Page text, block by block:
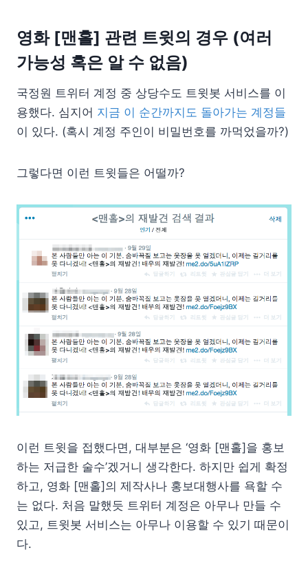
영화 [맨홀] 관련 트윗의 경우 (여러
가능성 혹은 알 수 없음)
국정원 트위터 계정 중 상당수도 트윗봇 서비스를 이
용했다. 심지어 지금 이 순간까지도 돌아가는 계정들
이 있다. (혹시 계정 주인이 비밀번호를 까먹었을까?)
그렇다면 이런 트윗들은 어떨까?
이런 트윗을 접했다면, 대부분은 ‘영화 [맨홀]을 홍보
하는 저급한 술수’겠거니 생각한다. 하지만 쉽게 확정
하고, 영화 [맨홀]의 제작사나 홍보대행사를 욕할 수
는 없다. 처음 말했듯 트위터 계정은 아무나 만들 수
있고, 트윗봇 서비스는 아무나 이용할 수 있기 때문이
다.